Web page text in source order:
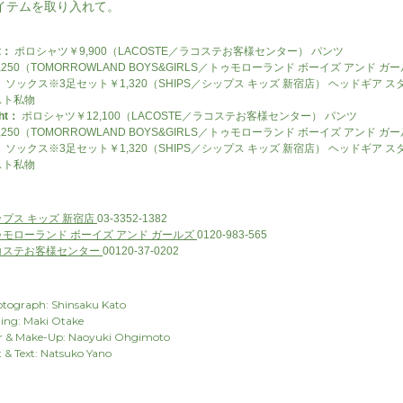
テムを取り入れて。
ポロシャツ￥9,900（LACOSTE／ラコステお客様センター） パンツ
（TOMORROWLAND BOYS&GIRLS／トゥモローランド ボーイズ アンド ガー
ソックス※3足セット￥1,320（SHIPS／シップス キッズ 新宿店） ヘッドギア ス
ト私物
： ポロシャツ￥12,100（LACOSTE／ラコステお客様センター） パンツ
（TOMORROWLAND BOYS&GIRLS／トゥモローランド ボーイズ アンド ガー
ソックス※3足セット￥1,320（SHIPS／シップス キッズ 新宿店） ヘッドギア ス
ト私物
プス キッズ 新宿店 03-3352-1382
モローランド ボーイズ アンド ガールズ 0120-983-565
ステお客様センター 00120-37-0202
Shinsaku Kato
Maki Otake
& Make-Up: Naoyuki Ohgimoto
& Text: Natsuko Yano